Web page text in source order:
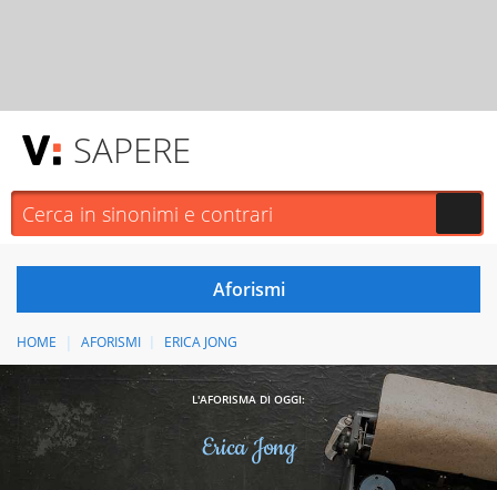
SAPERE
HOME AFORISMI ERICA JONG
L'AFORISMA DI OGGI:
Erica Jong